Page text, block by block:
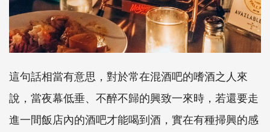
這句話相當有意思，對於常在混酒吧的嗜酒之人來
說，當夜幕低垂、不醉不歸的興致一來時，若還要走
進一間飯店內的酒吧才能喝到酒，實在有種掃興的感